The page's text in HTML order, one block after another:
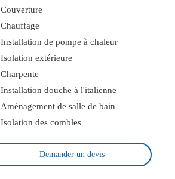
Couverture
Chauffage
Installation de pompe à chaleur
Isolation extérieure
Charpente
Installation douche à l'italienne
Aménagement de salle de bain
Isolation des combles
Demander un devis